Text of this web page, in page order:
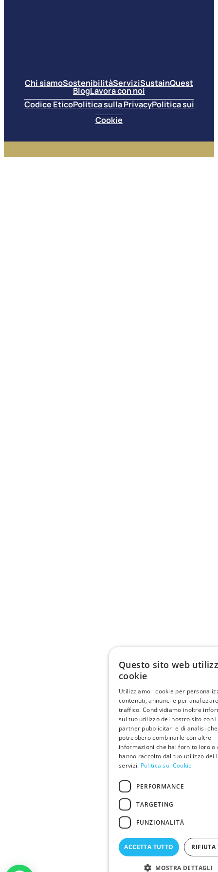
Chi siamoSostenibilitàServiziSustainQuest
BlogLavora con noi
Codice EticoPolitica sulla PrivacyPolitica sui
Cookie
Questo sito web
cookie
Utilizziamo i cookie per
contenuti, annunci e per
traffico. Condividiamo inoltre
sul tuo utilizzo del nostro sito con
partner pubblicitari e di analisi che
potrebbero combinarle con altre
informazioni che hai fornito loro o
hanno raccolto dal tuo utilizzo dei
servizi. Politica sui Cookie
PERFORMANCE
TARGETING
FUNZIONALITÀ
ACCETTA TUTTO RIFIUTA
MOSTRA DETTAGLI